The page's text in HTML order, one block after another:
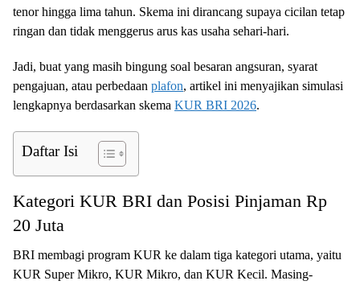
tenor hingga lima tahun. Skema ini dirancang supaya cicilan tetap
ringan dan tidak menggerus arus kas usaha sehari-hari.
Jadi, buat yang masih bingung soal besaran angsuran, syarat
pengajuan, atau perbedaan plafon, artikel ini menyajikan simulasi
lengkapnya berdasarkan skema KUR BRI 2026.
Daftar Isi
Kategori KUR BRI dan Posisi Pinjaman Rp
20 Juta
BRI membagi program KUR ke dalam tiga kategori utama, yaitu
KUR Super Mikro, KUR Mikro, dan KUR Kecil. Masing-